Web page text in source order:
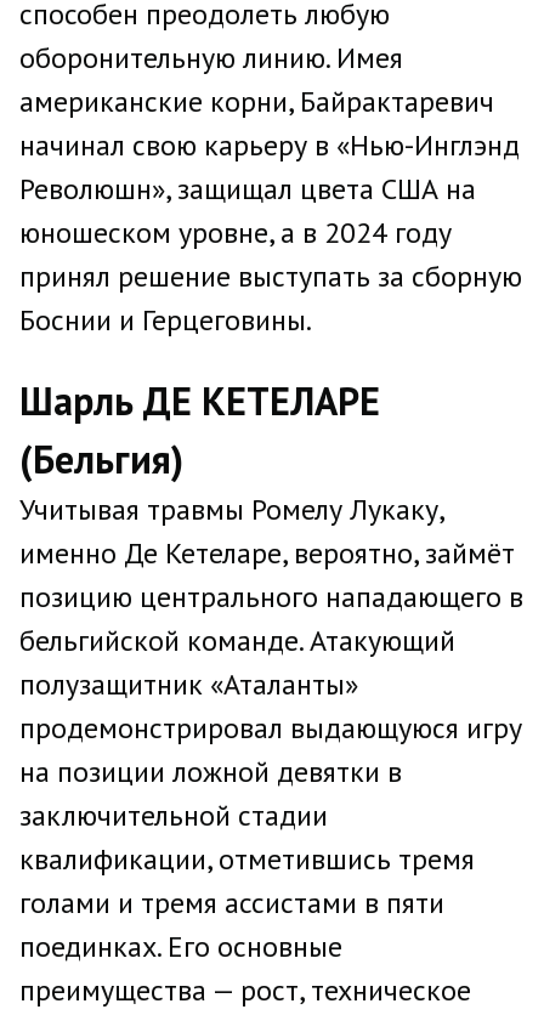
способен преодолеть любую
оборонительную линию. Имея
американские корни, Байрактаревич
начинал свою карьеру в «Нью-Инглэнд
Революшн», защищал цвета США на
юношеском уровне, а в 2024 году
принял решение выступать за сборную
Боснии и Герцеговины.
Шарль ДЕ КЕТЕЛАРЕ
(Бельгия)
Учитывая травмы Ромелу Лукаку,
именно Де Кетеларе, вероятно, займёт
позицию центрального нападающего в
бельгийской команде. Атакующий
полузащитник «Аталанты»
продемонстрировал выдающуюся игру
на позиции ложной девятки в
заключительной стадии
квалификации, отметившись тремя
голами и тремя ассистами в пяти
поединках. Его основные
преимущества — рост, техническое